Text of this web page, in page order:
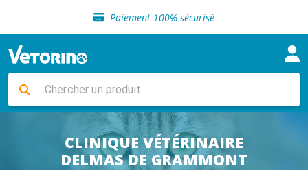
Paiement 100% sécurisé
Livraison gratuite en clinique vétérinaire
Sélection de croquettes vétérinaire
Livraison gratuite en clinique vétérinaire
Retour gratuit en clinique
Sélection de croquettes vétérinaire
CLINIQUE VÉTÉRINAIRE
DELMAS DE GRAMMONT